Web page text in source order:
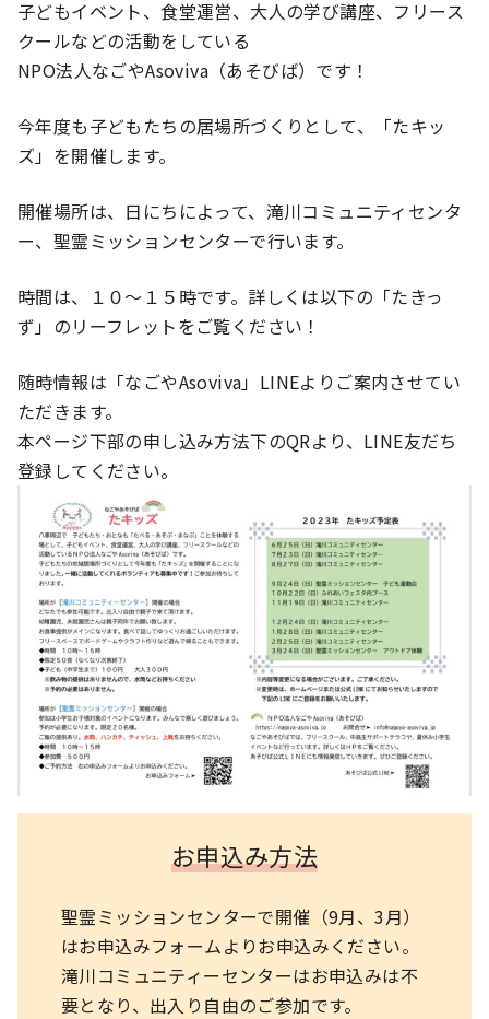
子どもイベント、食堂運営、大人の学び講座、フリース
クールなどの活動をしている
NPO法人なごやAsoviva（あそびば）です！
今年度も子どもたちの居場所づくりとして、「たキッ
ズ」を開催します。
開催場所は、日にちによって、滝川コミュニティセンタ
ー、聖霊ミッションセンターで行います。
時間は、１０～１５時です。詳しくは以下の「たきっ
ず」のリーフレットをご覧ください！
随時情報は「なごやAsoviva」LINEよりご案内させてい
ただきます。
本ページ下部の申し込み方法下のQRより、LINE友だち
登録してください。
お申込み方法
聖霊ミッションセンターで開催（9月、3月）
はお申込みフォームよりお申込みください。
滝川コミュニティーセンターはお申込みは不
要となり、出入り自由のご参加です。